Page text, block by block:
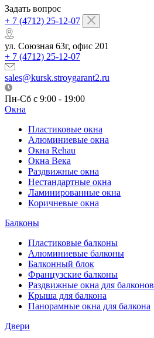
Задать вопрос
+ 7 (4712) 25-12-07
ул. Союзная 63г, офис 201
+ 7 (4712) 25-12-07
sales@kursk.stroygarant2.ru
Пн-Сб с 9:00 - 19:00
Окна
Пластиковые окна
Алюминиевые окна
Окна Rehau
Окна Века
Раздвижные окна
Нестандартные окна
Ламинированные окна
Коричневые окна
Балконы
Пластиковые балконы
Алюминиевые балконы
Балконный блок
Французские балконы
Раздвижные окна для балконов
Крыша для балкона
Панорамные окна для балкона
Двери